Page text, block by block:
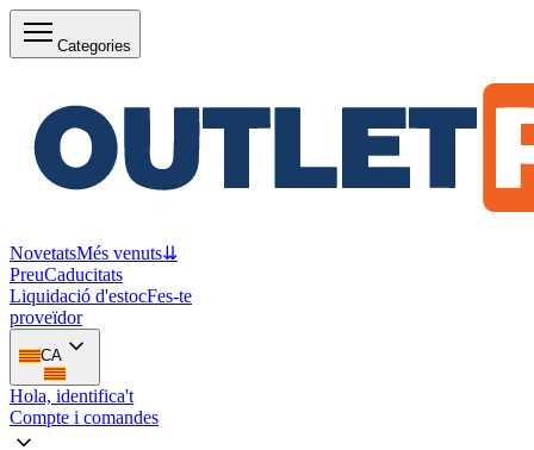
Categories
NovetatsMés venuts⇊
PreuCaducitats
Liquidació d'estocFes-te
proveïdor
CA
Hola, identifica't
Compte i comandes